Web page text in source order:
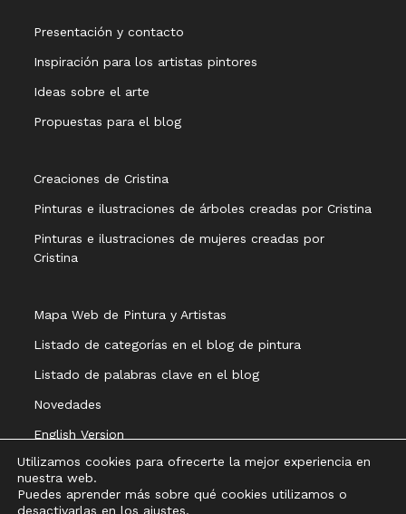
Presentación y contacto
Inspiración para los artistas pintores
Ideas sobre el arte
Propuestas para el blog
Creaciones de Cristina
Pinturas e ilustraciones de árboles creadas por Cristina
Pinturas e ilustraciones de mujeres creadas por
Cristina
Mapa Web de Pintura y Artistas
Listado de categorías en el blog de pintura
Listado de palabras clave en el blog
Novedades
English Version
Utilizamos cookies para ofrecerte la mejor experiencia en
nuestra web.
Puedes aprender más sobre qué cookies utilizamos o
desactivarlas en los ajustes.